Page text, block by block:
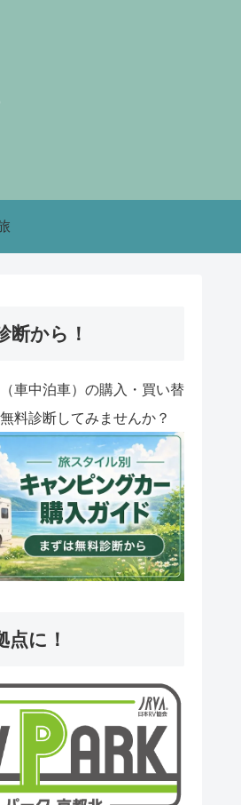
断から！
車中泊車）の購入・買い替
料診断してみませんか？
点に！